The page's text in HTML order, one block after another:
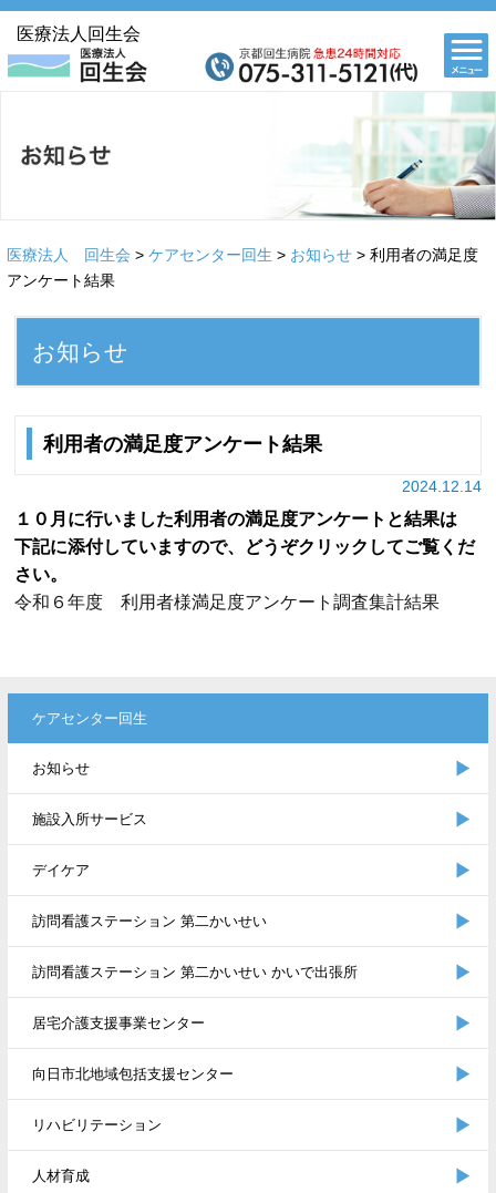
医療法人回生会
医療法人 回生会 > ケアセンター回生 > お知らせ > 利用者の満足度
アンケート結果
お知らせ
利用者の満足度アンケート結果
2024.12.14
１０月に行いました利用者の満足度アンケートと結果は
下記に添付していますので、どうぞクリックしてご覧くだ
さい。
令和６年度 利用者様満足度アンケート調査集計結果
ケアセンター回生
お知らせ
施設入所サービス
デイケア
訪問看護ステーション 第二かいせい
訪問看護ステーション 第二かいせい かいで出張所
居宅介護支援事業センター
向日市北地域包括支援センター
リハビリテーション
人材育成